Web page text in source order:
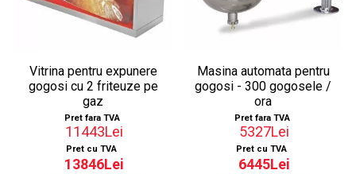
Vitrina pentru expunere
gogosi cu 2 friteuze pe
gaz
Pret fara TVA
11443Lei
Pret cu TVA
13846Lei
Masina automata pentru
gogosi - 300 gogosele /
ora
Pret fara TVA
5327Lei
Pret cu TVA
6445Lei